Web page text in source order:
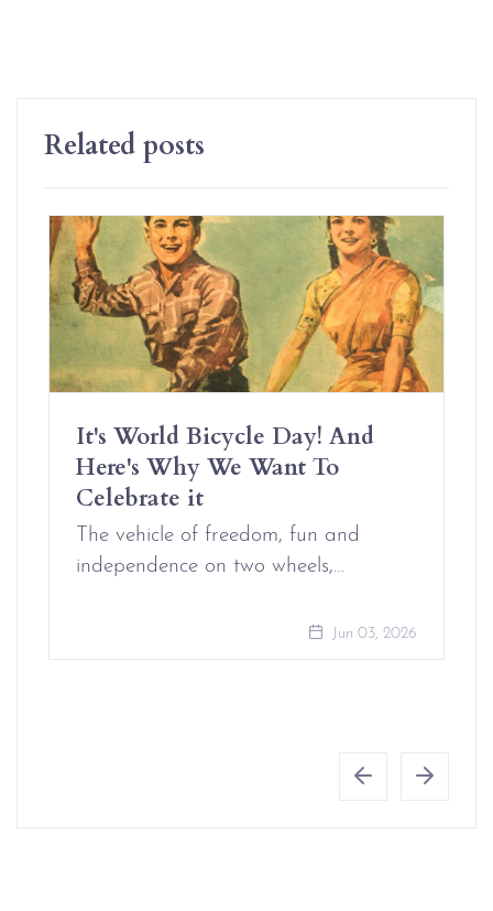
Related posts
It's World Bicycle Day! And
Here's Why We Want To
Celebrate it
The vehicle of freedom, fun and
independence on two wheels,…
Jun 03, 2026